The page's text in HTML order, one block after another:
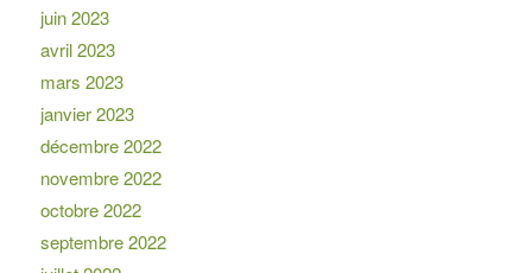
juin 2023
avril 2023
mars 2023
janvier 2023
décembre 2022
novembre 2022
octobre 2022
septembre 2022